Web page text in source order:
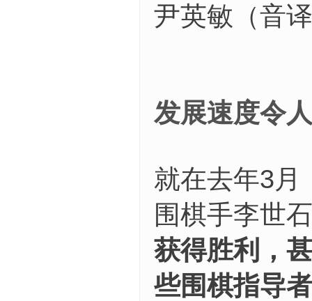
尹英敏（音
发展速度令
就在去年3月
围棋手李世
获得胜利，
些围棋指导